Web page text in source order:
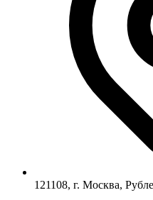
121108, г. Москва,